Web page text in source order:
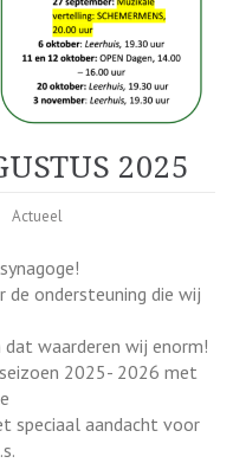
2025
Actueel
ondersteuning die wij
waarderen wij enorm!
2025- 2026 met
speciaal aandacht voor